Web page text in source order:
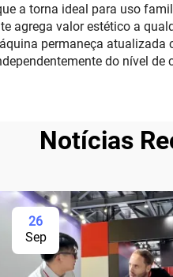
a torna ideal para uso
agrega valor estético a
permaneça
do nível
Notícias
26
Sep